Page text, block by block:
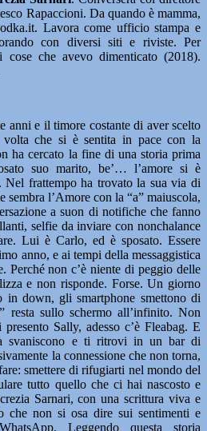
Rapaccioni. Da quando è mamma,
Lavora come ufficio stampa e
con diversi siti e riviste. Per
che avevo dimenticato (2018).
anni e il timore costante di aver scelto
volta che si è sentita in pace con la
ha cercato la fine di una storia prima
suo marito, be’… l’amore si è
Nel frattempo ha trovato la sua via di
sembra l’Amore con la “a” maiuscola,
a suon di notifiche che fanno
selfie da inviare con nonchalance
Lui è Carlo, ed è sposato. Essere
anno, e ai tempi della messaggistica
Perché non c’è niente di peggio delle
e non risponde. Forse. Un giorno
in down, gli smartphone smettono di
resta sullo schermo all’infinito. Non
Sally, adesso c’è Fleabag. E
svaniscono e ti ritrovi in un bar di
la connessione che non torna,
smettere di rifugiarti nel mondo del
tutto quello che ci hai nascosto e
Sarnari, con una scrittura viva e
che non si osa dire sui sentimenti e
Leggendo questa storia